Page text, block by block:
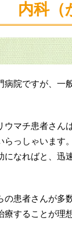
内科（
院ですが、一
マチ患者さん
っしゃいます
なればと、迅
患者さんが多
することが理